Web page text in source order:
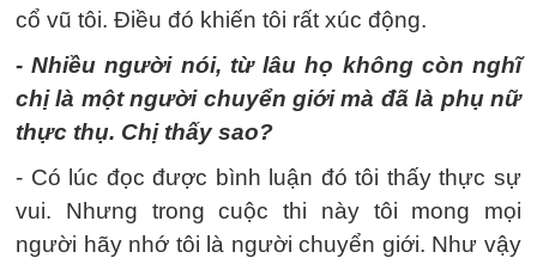
cổ vũ tôi. Điều đó khiến tôi rất xúc động.
-Nhiều người nói, từ lâu họ không còn nghĩ
chị là một người chuyển giới mà đã là phụ nữ
thực thụ. Chị thấy sao?
- Có lúc đọc được bình luận đó tôi thấy thực sự
vui. Nhưng trong cuộc thi này tôi mong mọi
người hãy nhớ tôi là người chuyển giới. Như vậy